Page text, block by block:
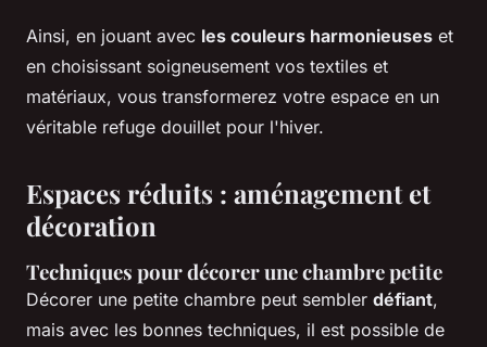
Ainsi, en jouant avec les couleurs harmonieuses et
en choisissant soigneusement vos textiles et
matériaux, vous transformerez votre espace en un
véritable refuge douillet pour l'hiver.
Espaces réduits : aménagement et
décoration
Techniques pour décorer une chambre petite
Décorer une petite chambre peut sembler défiant,
mais avec les bonnes techniques, il est possible de